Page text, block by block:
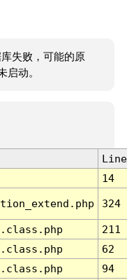
失败，可能的原
启动。
Line
14
324
211
62
94